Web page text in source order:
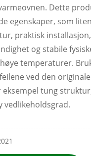
Dette
egenskaper, som
praktisk installasjon,
og stabile
temperaturer.
ved den
eksempel tung
vedlikeholdsgrad.